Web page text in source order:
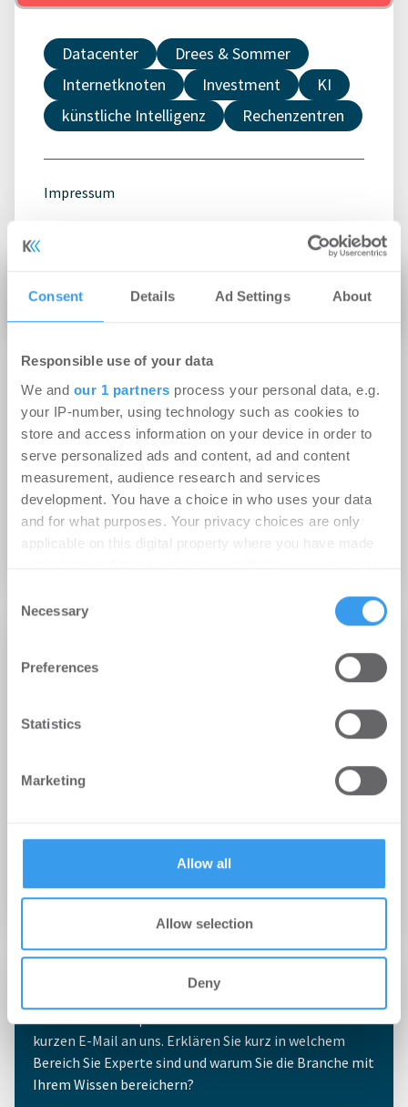
Consent Details Ad Settings About
Responsible use of your data
We and our 1 partners process your personal data, e.g.
your IP-number, using technology such as cookies to
store and access information on your device in order to
serve personalized ads and content, ad and content
measurement, audience research and services
development. You have a choice in who uses your data
and for what purposes. Your privacy choices are only
applicable on this digital property where you have made
the Privacy trigger icon.
Find out more about how your personal data is processed
and set your preferences in the
We use cookies to personalise content and ads, to
provide social media features and to analyse our traffic.
our social media, advertising and analytics partners who
Selection
Necessary
Preferences
Statistics
Marketing
Allow all
Allow selection
Deny
Datacenter
Drees & Sommer
Internetknoten
Investment
KI
künstliche Intelligenz
Rechenzentren
Impressum
Kontakt
Klaus Dederichs
Drees & Sommer SE
Sommer!
Zum Blog
kurzen E-Mail an uns. Erklären Sie kurz in welchem
Bereich Sie Experte sind und warum Sie die Branche mit
Ihrem Wissen bereichern?